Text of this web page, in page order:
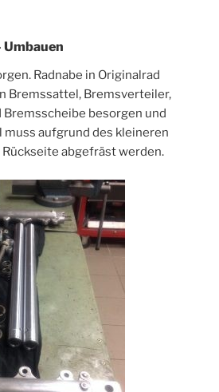
Umbauen
Radnabe in Originalrad
Bremssattel, Bremsverteiler,
besorgen und
muss aufgrund des kleineren
abgefräst werden.